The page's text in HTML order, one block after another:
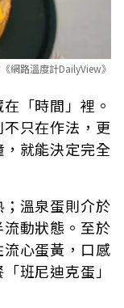
《網路溫度計DailyView》
「時間」裡。
只在作法，更
就能決定完全
溫泉蛋則介於
動狀態。至於
心蛋黃，口感
班尼迪克蛋」